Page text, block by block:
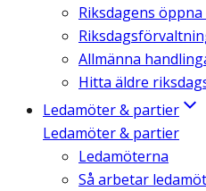
Riksdagens öppna
Allmänna
Hitta äldre
Ledamöter & partier
Ledamöter & partier
Ledamöterna
Så arbetar